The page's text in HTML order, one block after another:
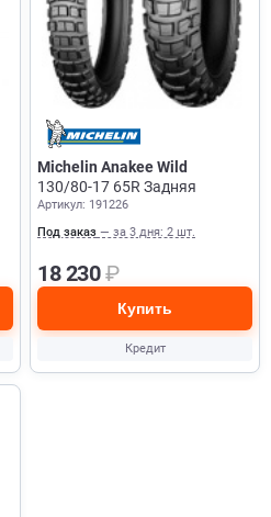
Michelin Anakee Wild
130/80-17 65R Задняя
Артикул: 191226
Под заказ — за 3 дня: 2 шт.
18 230₽
Купить
Кредит